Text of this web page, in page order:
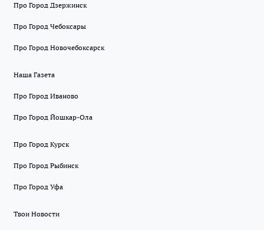
Про Город Дзержинск
Про Город Чебоксары
Про Город Новочебоксарск
Наша Газета
Про Город Иваново
Про Город Йошкар-Ола
Про Город Курск
Про Город Рыбинск
Про Город Уфа
Твои Новости